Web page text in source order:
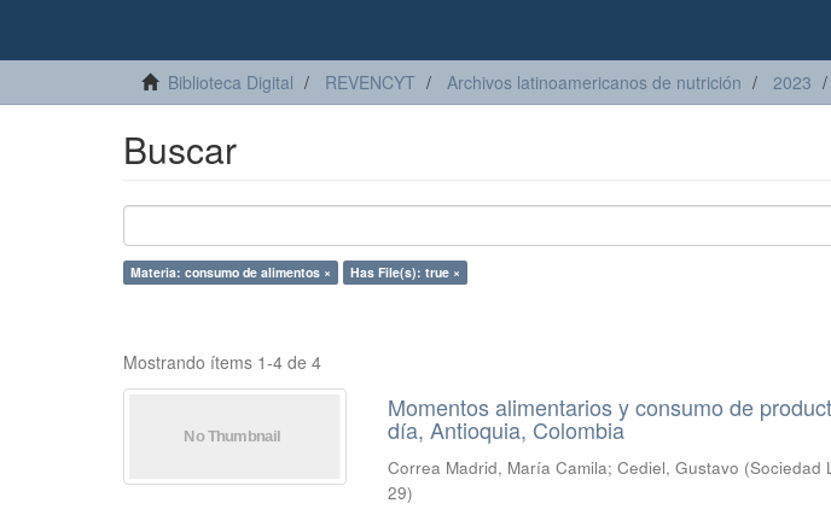
Biblioteca Digital REVENCYT Archivos latinoamericanos de nutrición 2023
Buscar
Materia: consumo de alimentos × Has File(s): true ×
Mostrando ítems 1-4 de 4
Momentos alimentarios y consumo de
día, Antioquia, Colombia
Correa Madrid, María Camila;Cediel, Gustavo (Sociedad
29)